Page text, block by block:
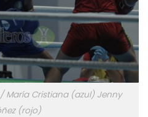
María Cristiana (azul) Jenny
(rojo)